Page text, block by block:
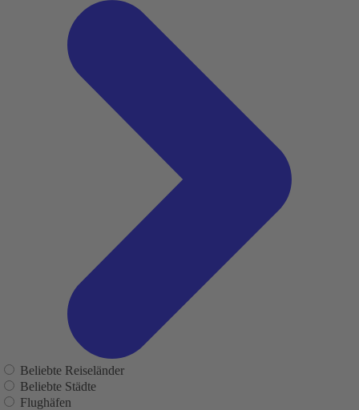
Beliebte Reiseländer
Beliebte Städte
Flughäfen